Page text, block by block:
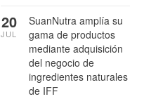
SuanNutra amplía su
gama de productos
mediante adquisición
del negocio de
ingredientes naturales
de IFF
20
JUL